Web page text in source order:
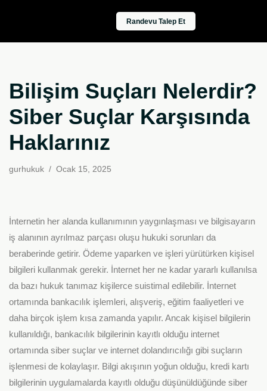
Randevu Talep Et
Bilişim Suçları Nelerdir?
Siber Suçlar Karşısında
Haklarınız
gurhukuk Ocak 15, 2025
İnternetin her alanda kullanımının yaygınlaşması ve bilgisayarın
iş alanının ayrılmaz parçası oluşu hukuki sorunları da
beraberinde getirir. Ödeme yaparken ve işleri yürütürken kişisel
bilgileri kullanmak gerekir. İnternet her ne kadar yararlı kullanılsa
da bazı hukuk tanımaz kişilerce suistimal edilebilir. İnternet
ortamında bankacılık işlemleri, alışveriş, eğitim faaliyetleri ve
daha birçok işlem kısa zamanda yapılır. Ancak kişisel bilgilerin
kullanıldığı, bankacılık bilgilerinin kayıtlı olduğu internet
ortamında siber suçlar ve internet dolandırıcılığı gibi suçların
işlenmesi de kolaylaşır. Bilgi akışının yoğun olduğu, kredi kartı
bilgilerinin uygulamalarda kayıtlı olduğu düşünüldüğünde siber